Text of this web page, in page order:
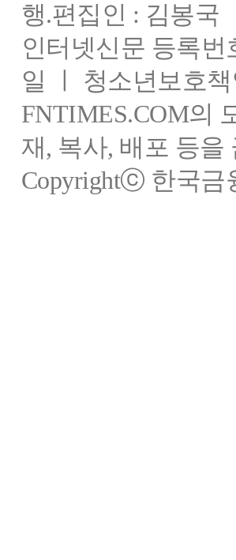
행.편집인 : 김봉국
인터넷신문 등록번
일 ㅣ 청소년보호
FNTIMES.COM의
재, 복사, 배포 등을
Copyrightⓒ 한국금